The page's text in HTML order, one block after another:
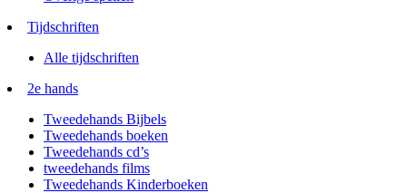
Tijdschriften
Alle tijdschriften
2e hands
Tweedehands Bijbels
Tweedehands boeken
Tweedehands cd’s
tweedehands films
Tweedehands Kinderboeken